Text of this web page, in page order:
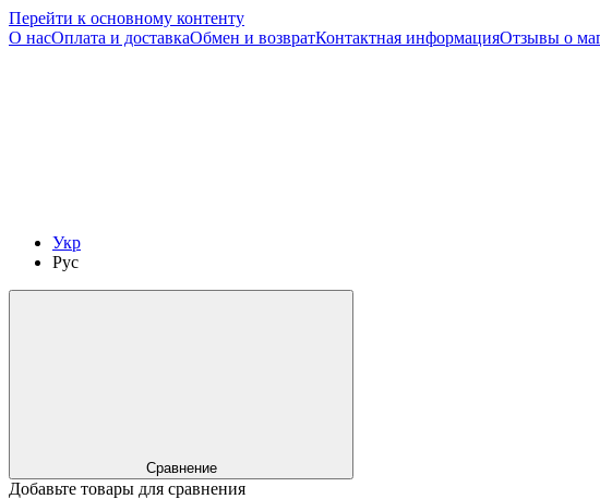
Перейти к основному контенту
О насОплата и доставкаОбмен и возвратКонтактная информацияОтзывы о
Укр
Рус
Сравнение
Добавьте товары для сравнения